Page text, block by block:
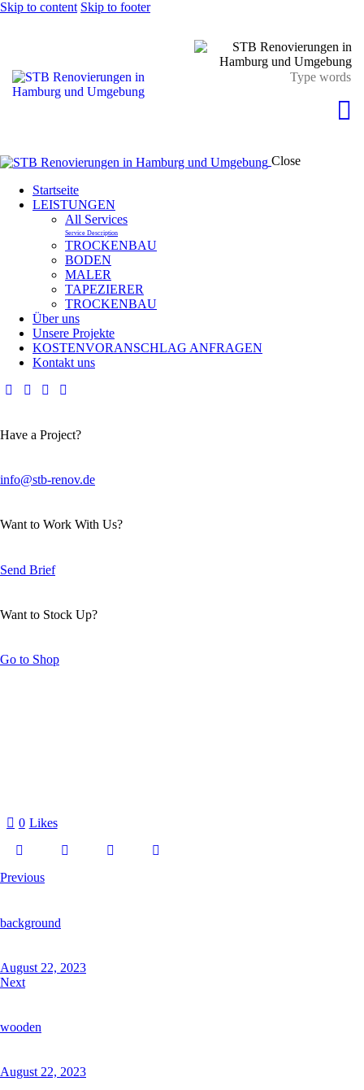
Skip to content Skip to footer
Close
Startseite
LEISTUNGEN
All Services
Service Description
TROCKENBAU
BODEN
MALER
TAPEZIERER
TROCKENBAU
Über uns
Unsere Projekte
KOSTENVORANSCHLAG ANFRAGEN
Kontakt uns
Have a Project?
info@stb-renov.de
Want to Work With Us?
Send Brief
Want to Stock Up?
Go to Shop
0 Likes
Previous
background
August 22, 2023
Next
wooden
August 22, 2023